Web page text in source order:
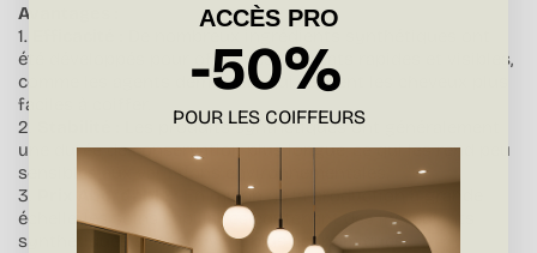
Avantages :
1.
été développés pour offrir des résultats rapides et visibles,
comme les agents démêlants qui rendent les cheveux plus
faciles à coiffer.
2.
Les produits synthétiques ont généralement
une durée de conservation plus longue, ce qui les rend peu
sensibles aux variations environnementales.
3.
Prix Abordable :
En raison de la production à grande
échelle, les soins capillaires contenant des ingrédients
synthétiques sont souvent plus économiques.
ACCÈS PRO
-50%
POUR LES COIFFEURS